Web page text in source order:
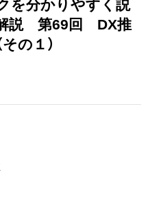
説 第69回 DX推
の１）